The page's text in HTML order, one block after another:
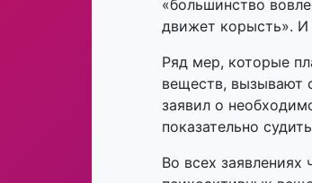
«большинство
движет корысть». И
Ряд мер, которые
веществ, вызывают
заявил о
показательно
Во всех заявлениях